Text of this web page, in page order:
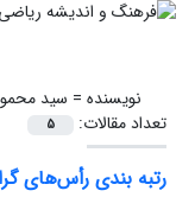
نویسنده = سید
تعداد مقالات:
5
رتبه بندی رأس‌های